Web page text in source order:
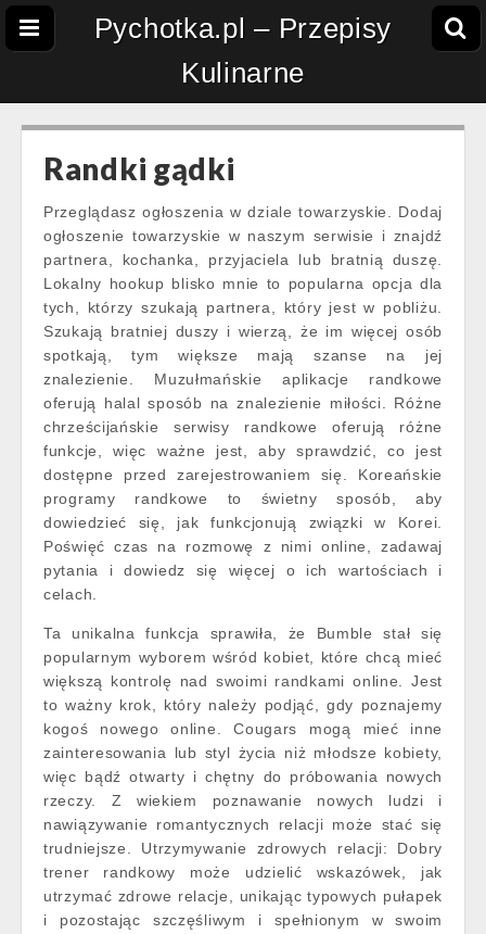
Pychotka.pl – Przepisy
Kulinarne
Randki gądki
Przeglądasz ogłoszenia w dziale towarzyskie. Dodaj
ogłoszenie towarzyskie w naszym serwisie i znajdź
partnera, kochanka, przyjaciela lub bratnią duszę.
Lokalny hookup blisko mnie to popularna opcja dla
tych, którzy szukają partnera, który jest w pobliżu.
Szukają bratniej duszy i wierzą, że im więcej osób
spotkają, tym większe mają szanse na jej
znalezienie. Muzułmańskie aplikacje randkowe
oferują halal sposób na znalezienie miłości. Różne
chrześcijańskie serwisy randkowe oferują różne
funkcje, więc ważne jest, aby sprawdzić, co jest
dostępne przed zarejestrowaniem się. Koreańskie
programy randkowe to świetny sposób, aby
dowiedzieć się, jak funkcjonują związki w Korei.
Poświęć czas na rozmowę z nimi online, zadawaj
pytania i dowiedz się więcej o ich wartościach i
celach.
Ta unikalna funkcja sprawiła, że Bumble stał się
popularnym wyborem wśród kobiet, które chcą mieć
większą kontrolę nad swoimi randkami online. Jest
to ważny krok, który należy podjąć, gdy poznajemy
kogoś nowego online. Cougars mogą mieć inne
zainteresowania lub styl życia niż młodsze kobiety,
więc bądź otwarty i chętny do próbowania nowych
rzeczy. Z wiekiem poznawanie nowych ludzi i
nawiązywanie romantycznych relacji może stać się
trudniejsze. Utrzymywanie zdrowych relacji: Dobry
trener randkowy może udzielić wskazówek, jak
utrzymać zdrowe relacje, unikając typowych pułapek
i pozostając szczęśliwym i spełnionym w swoim